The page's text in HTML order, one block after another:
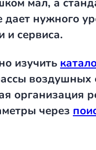
дает нужного
и сервиса.
изучить
воздушных
организация
через